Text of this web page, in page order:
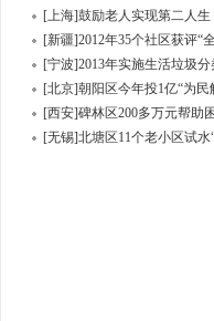
[上海]鼓励老人实现第二人
[新疆]2012年35个社区获评“
[宁波]2013年实施生活垃圾分
[北京]朝阳区今年投1亿“为民
[西安]碑林区200多万元帮助
[无锡]北塘区11个老小区试水